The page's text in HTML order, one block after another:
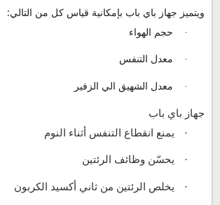
ويتميز جهاز باي باب بإمكانية قياس كل من التالي:
· حجم الهواء
· معدل التنفس
· معدل الشهيق الي الزفير
جهاز باي باب
· يمنع انقطاع التنفس أثناء النوم
· يحسّن وظائف الرئتين
· يخلص الرئتين من ثاني أكسيد الكربون